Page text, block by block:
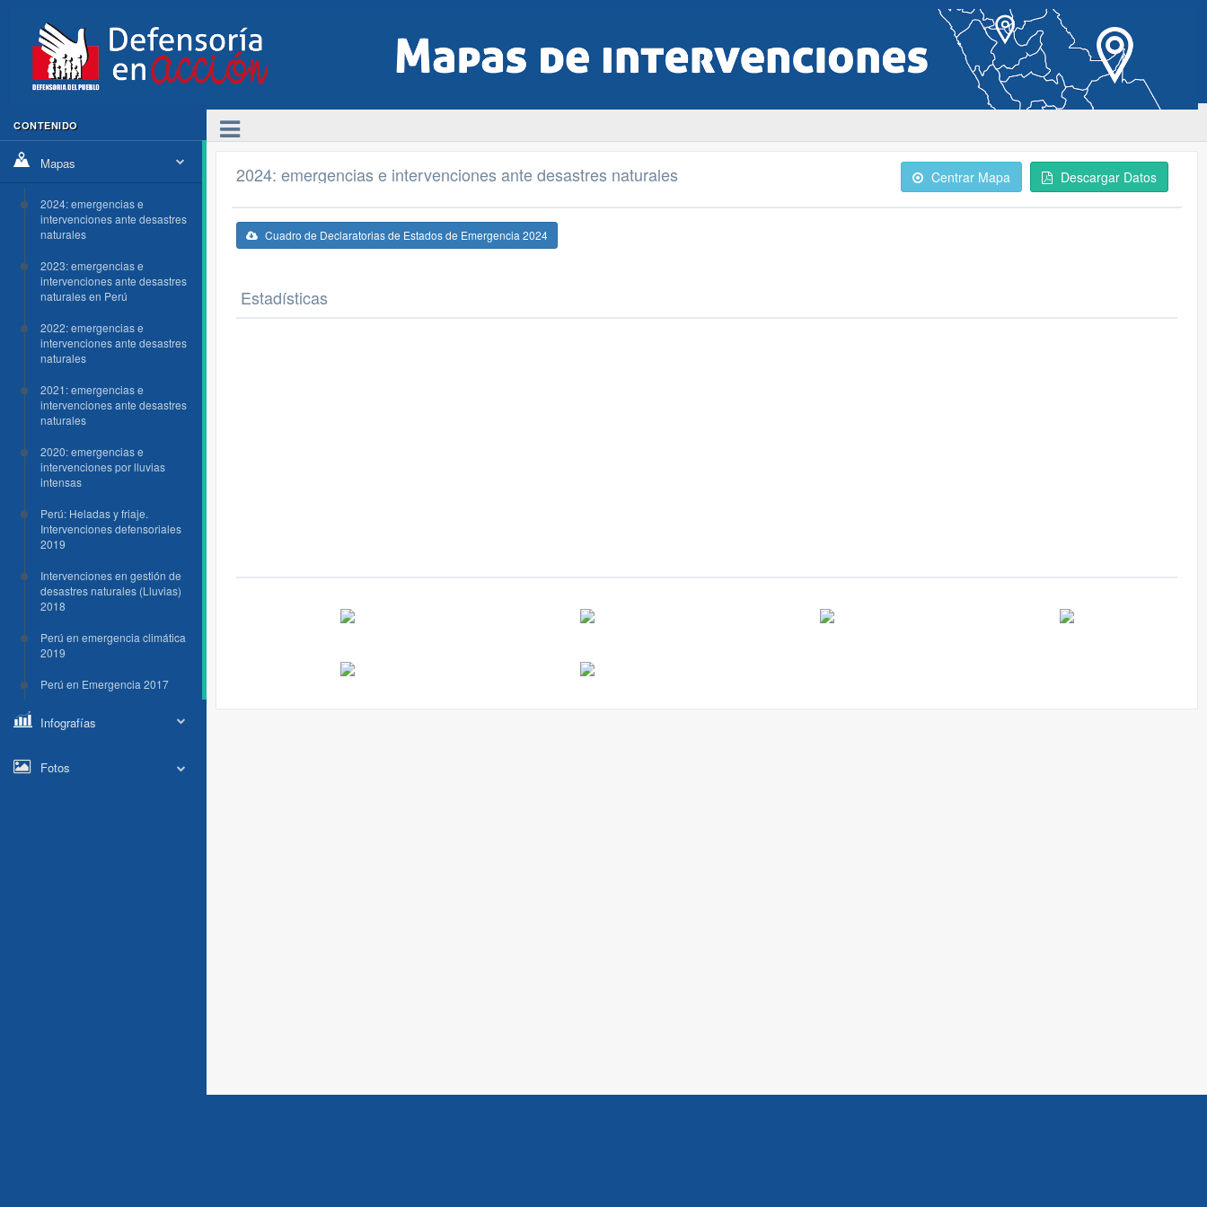
CONTENIDO
Mapas
2024: emergencias e
intervenciones ante desastres
naturales
2023: emergencias e
intervenciones ante desastres
naturales en Perú
2022: emergencias e
intervenciones ante desastres
naturales
2021: emergencias e
intervenciones ante desastres
naturales
2020: emergencias e
intervenciones por lluvias
intensas
Perú: Heladas y friaje.
Intervenciones defensoriales
2019
Intervenciones en gestión de
desastres naturales (Lluvias)
2018
Perú en emergencia climática
2019
Perú en Emergencia 2017
Infografías
Fotos
2024: emergencias e intervenciones ante desastres naturales Centrar Mapa Descargar Datos
Cuadro de Declaratorias de Estados de Emergencia 2024
Estadísticas